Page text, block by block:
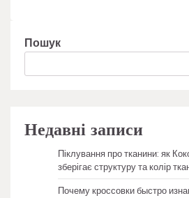
Пошук
Недавні записи
Піклування про тканини: як
зберігає структуру та колір
Почему кроссовки быстро